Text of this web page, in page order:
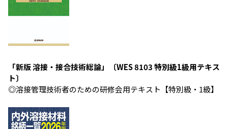
「新版 溶接・接合技術総論」〔WES 8103 特別級1級用テキス
ト〕
◎溶接管理技術者のための研修会用テキスト【特別級・1級】